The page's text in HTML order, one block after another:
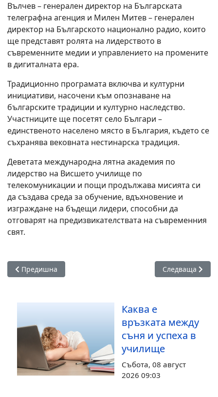
Вълчев – генерален директор на Българската
телеграфна агенция и Милен Митев – генерален
директор на Българското национално радио, които
ще представят ролята на лидерството в
съвременните медии и управлението на промените
в дигиталната ера.
Традиционно програмата включва и културни
инициативи, насочени към опознаване на
българските традиции и културно наследство.
Участниците ще посетят село Българи –
единственото населено място в България, където се
съхранява вековната нестинарска традиция.
Деветата международна лятна академия по
лидерство на Висшето училище по
телекомуникации и пощи продължава мисията си
да създава среда за обучение, вдъхновение и
изграждане на бъдещи лидери, способни да
отговарят на предизвикателствата на съвременния
свят.
Предишна статия: Втори STEM център отвори врати в
Предишна Следваща
Следваща
Каква е
връзката между
съня и успеха в
училище
Събота, 08 август
2026 09:03